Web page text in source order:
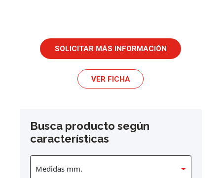
SOLICITAR MÁS INFORMACIÓN
VER FICHA
Busca producto según
características